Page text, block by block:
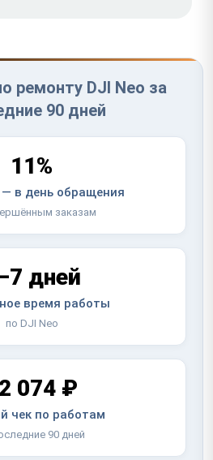
ремонту DJI Neo за
90 дней
11%
в день обращения
заказам
дней
время работы
по DJI Neo
074 ₽
чек по работам
90 дней